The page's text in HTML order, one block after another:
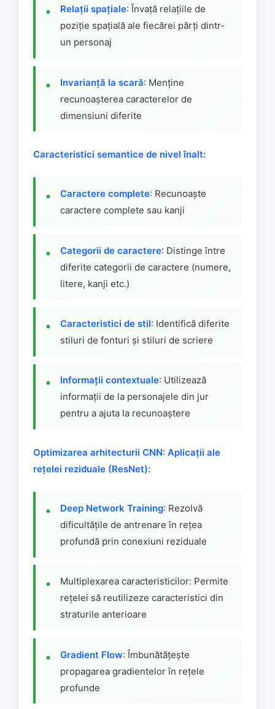
Relații spațiale: Învață relațiile de
poziție spațială ale fiecărei părți dintr-
un personaj
Invarianță la scară: Menține
recunoașterea caracterelor de
dimensiuni diferite
Caracteristici semantice de nivel înalt:
Caractere complete: Recunoaște
caractere complete sau kanji
Categorii de caractere: Distinge între
diferite categorii de caractere (numere,
litere, kanji etc.)
Caracteristici de stil: Identifică diferite
stiluri de fonturi și stiluri de scriere
Informații contextuale: Utilizează
informații de la personajele din jur
pentru a ajuta la recunoaștere
Optimizarea arhitecturii CNN: Aplicații ale
rețelei reziduale (ResNet):
Deep Network Training: Rezolvă
dificultățile de antrenare în rețea
profundă prin conexiuni reziduale
Multiplexarea caracteristicilor: Permite
rețelei să reutilizeze caracteristici din
straturile anterioare
Gradient Flow: Îmbunătățește
propagarea gradientelor în rețele
profunde